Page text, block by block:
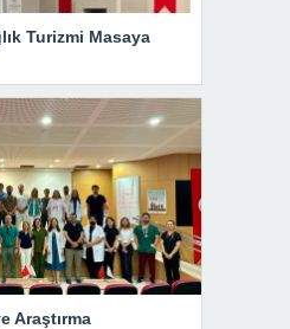
Turizmi Masaya
Araştırma